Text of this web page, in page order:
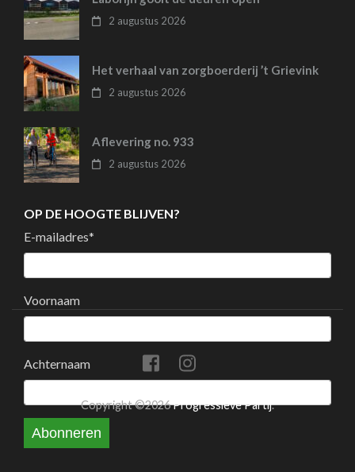
2 augustus 2026
Het verhaal van zorgboerderij ’t Grievink
2 augustus 2026
Aflevering no. 933
2 augustus 2026
OP DE HOOGTE BLIJVEN?
E-mailadres*
Voornaam
Achternaam
Abonneren
Copyright ©2026Progressieve Partij.